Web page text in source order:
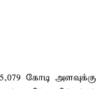
கோடி அளவுக்கு